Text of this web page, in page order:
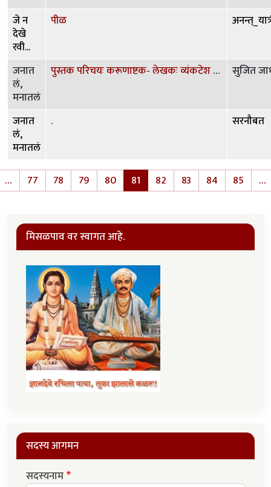
जे न
देखे
रवी...
पीळ
जनात
लं,
मनातलं
पुस्तक परिचयः करूणाष्टक- लेखकः व्यंकटेश माडगुळकर सुजित
जनात
लं,
मनातलं
. सरनौबत
Pagination
page
… 77 78 79 80 81 82 83 84 85 …
मिसळपाव वर स्वागत आहे.
सदस्य आगमन
सदस्यनाम